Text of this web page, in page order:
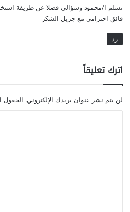
ل
تسلم ا/محمود وسؤالي فضلا عن طريقة
فائق احترامي مع جزيل الشكر
رد
اترك تعليقاً
لن يتم نشر عنوان بريدك الإلكتروني. الحقول